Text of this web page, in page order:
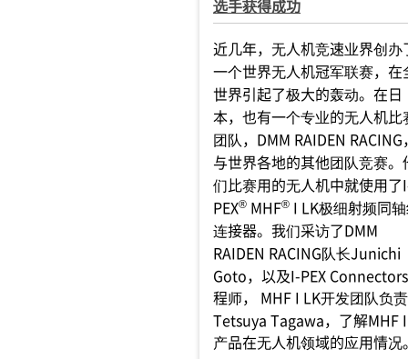
选手获得成功
近几年，无人机竞速业界创办
一个世界无人机冠军联赛，在
世界引起了极大的轰动。在日
本，也有一个专业的无人机比
团队，DMM RAIDEN RACING
与世界各地的其他团队竞赛。
们比赛用的无人机中就使用了
PEX® MHF® I LK极细射频同
连接器。我们采访了DMM
RAIDEN RACING队长Junichi
Goto，以及I-PEX
程师， MHF I LK开发团队负
Tetsuya Tagawa，了解MHF
产品在无人机领域的应用情况